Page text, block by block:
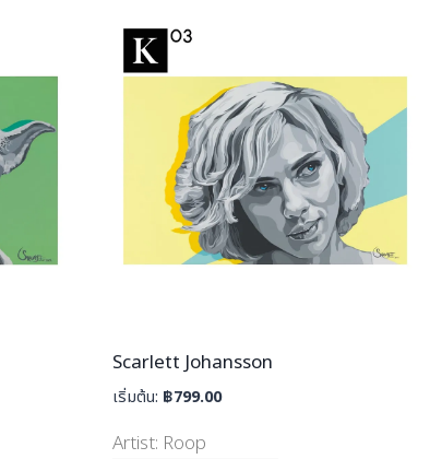
Scarlett Johansson
เริ่มต้น: ฿799.00
Artist: Roop